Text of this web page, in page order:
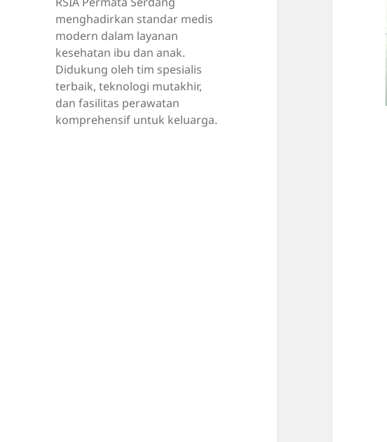
menghadirkan standar medis
modern dalam layanan
kesehatan ibu dan anak.
Didukung oleh tim spesialis
terbaik, teknologi mutakhir,
dan fasilitas perawatan
komprehensif untuk keluarga.